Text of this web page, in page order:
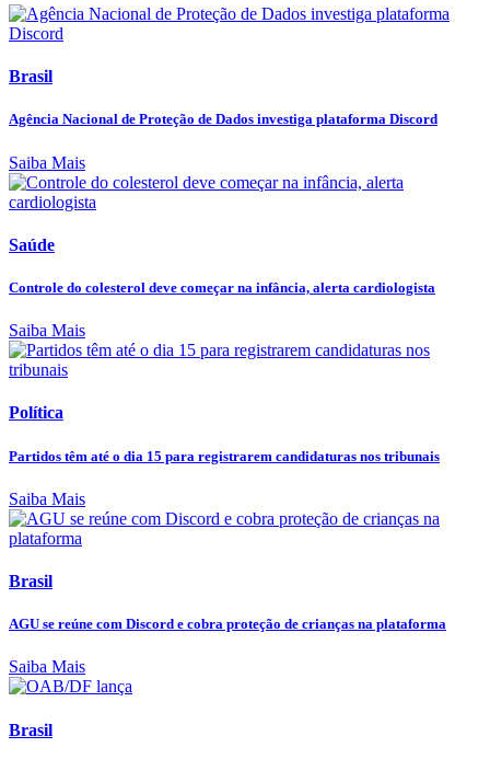
Brasil
Agência Nacional de Proteção de Dados investiga plataforma Discord
Saiba Mais
Saúde
Controle do colesterol deve começar na infância, alerta cardiologista
Saiba Mais
Política
Partidos têm até o dia 15 para registrarem candidaturas nos tribunais
Saiba Mais
Brasil
AGU se reúne com Discord e cobra proteção de crianças na plataforma
Saiba Mais
Brasil